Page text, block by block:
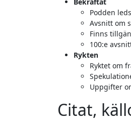
Podden
Avsnitt om
Finns
100:e
Rykten
Ryktet om
Uppgifter
Citat,